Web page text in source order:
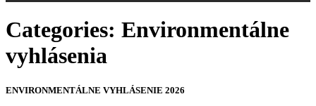
Categories: Environmentálne
vyhlásenia
ENVIRONMENTÁLNE VYHLÁSENIE 2026